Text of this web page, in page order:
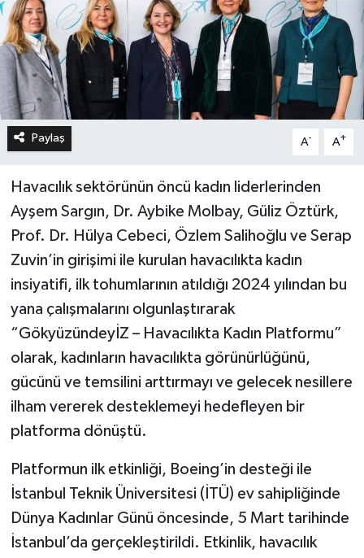
Paylaş A- A+
Havacılık sektörünün öncü kadın liderlerinden
Ayşem Sargın, Dr. Aybike Molbay, Güliz Öztürk,
Prof. Dr. Hülya Cebeci, Özlem Salihoğlu ve Serap
Zuvin’in girişimi ile kurulan havacılıkta kadın
insiyatifi, ilk tohumlarının atıldığı 2024 yılından bu
yana çalışmalarını olgunlaştırarak
“GökyüzündeyİZ – Havacılıkta Kadın Platformu”
olarak, kadınların havacılıkta görünürlüğünü,
gücünü ve temsilini arttırmayı ve gelecek nesillere
ilham vererek desteklemeyi hedefleyen bir
platforma dönüştü.
Platformun ilk etkinliği, Boeing’in desteği ile
İstanbul Teknik Üniversitesi (İTÜ) ev sahipliğinde
Dünya Kadınlar Günü öncesinde, 5 Mart tarihinde
İstanbul’da gerçekleştirildi. Etkinlik, havacılık